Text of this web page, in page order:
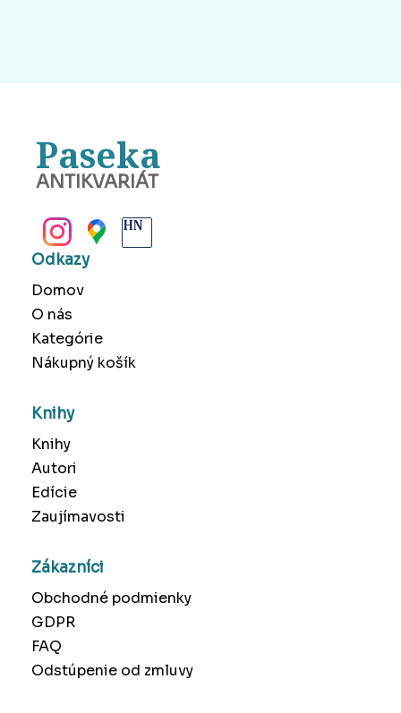
Paseka
ANTIKVARIÁT
Odkazy
Domov
O nás
Kategórie
Nákupný košík
Knihy
Knihy
Autori
Edície
Zaujímavosti
Zákazníci
Obchodné podmienky
GDPR
FAQ
Odstúpenie od zmluvy